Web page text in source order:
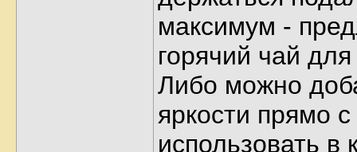
максимум -
горячий чай
Либо можно
яркости прямо
использовать в